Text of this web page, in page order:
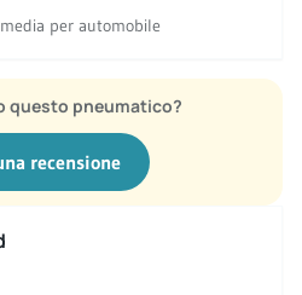
per automobile
questo pneumatico?
recensione